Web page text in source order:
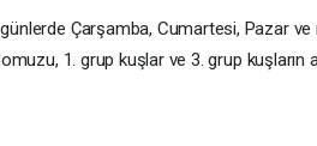
Çarşamba, Cumartesi, Pazar
1. grup kuşlar ve 3. grup kuşların